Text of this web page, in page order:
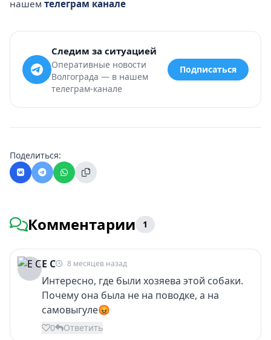
нашем телеграм канале
Следим за ситуацией
Оперативные новости
Волгограда — в нашем
телеграм-канале
Подписаться
Поделиться:
Комментарии 1
Е С 8 месяцев назад
Интересно, где были хозяева этой собаки.
Почему она была не на поводке, а на
самовыгуле😡
0 Ответить